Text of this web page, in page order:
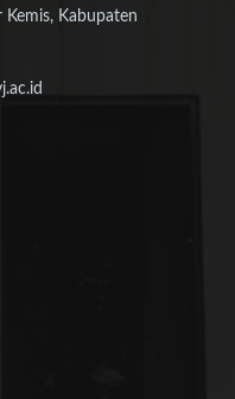
Kemis, Kabupaten